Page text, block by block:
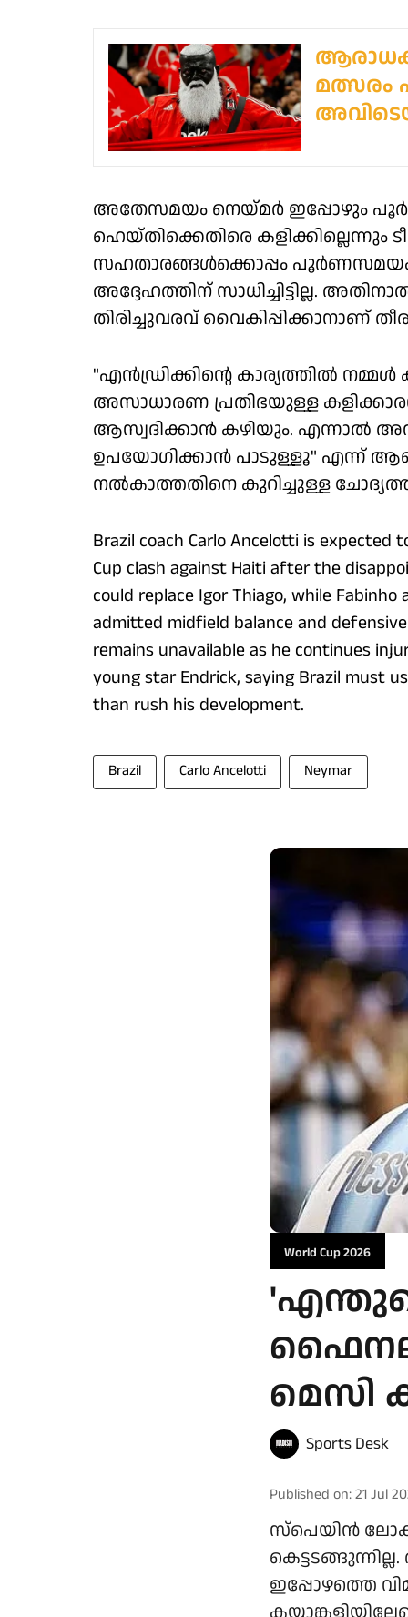
മത്സരം
അതേസമയം നെയ്മർ ഇപ്പോഴും പൂർണ
ഹെയ്തിക്കെതിരെ കളിക്കില്ലെന്നും
സഹതാരങ്ങൾക്കൊപ്പം പൂർണസമയം
അദ്ദേഹത്തിന് സാധിച്ചിട്ടില്ല.
തിരിച്ചുവരവ് വൈകിപ്പിക്കാനാണ്
"എൻഡ്രിക്കിന്റെ കാര്യത്തിൽ
അസാധാരണ പ്രതിഭയുള്ള
ആസ്വദിക്കാൻ കഴിയും. എന്നാൽ
ഉപയോഗിക്കാൻ പാടുള്ളൂ" എന്ന്
നൽകാത്തതിനെ കുറിച്ചുള്ള
Brazil coach Carlo Ancelotti is
Cup clash against Haiti after the
could replace Igor Thiago, while
admitted midfield balance and
remains unavailable as he continues
young star Endrick, saying Brazil must
than rush his development.
Brazil Carlo Ancelotti Neymar
World Cup 2026
മെസി
Sports Desk
Published on:21 Jul
സ്പെയിൻ
ഇപ്പോഴത്തെ